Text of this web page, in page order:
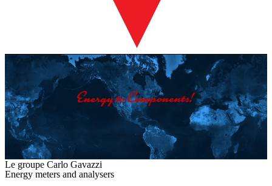
Le groupe Carlo Gavazzi
Energy meters and analysers